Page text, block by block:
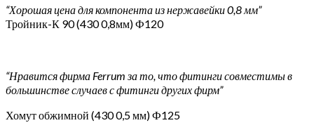
“Хорошая цена для компонента из нержавейки 0,8 мм”
Тройник-К 90 (430 0,8мм) Ф120
“Нравится фирма Ferrum за то, что фитинги совместимы в
большинстве случаев с фитинги других фирм”
Хомут обжимной (430 0,5 мм) Ф125